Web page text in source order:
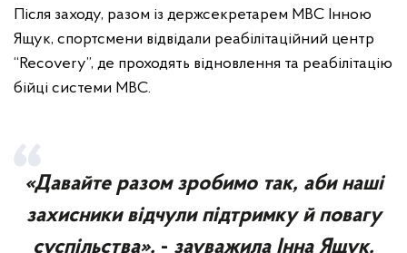
Після заходу, разом із держсекретарем МВС Інною
Ящук, спортсмени відвідали реабілітаційний центр
“Recovery”, де проходять відновлення та реабілітацію
бійці системи МВС.
«Давайте разом зробимо так, аби наші
захисники відчули підтримку й повагу
суспільства», - зауважила Інна Ящук.